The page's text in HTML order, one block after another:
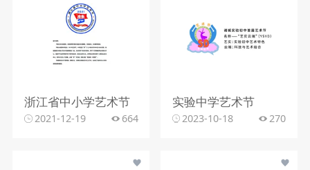
浙江省中小学艺术节
2021-12-19 664
实验中学艺术节
2023-10-18 270